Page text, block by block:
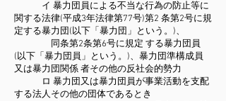
イ 暴力団員による不当な行為の防止等に
関する法律(平成3年法律第77号)第2 条第2号に規
定する暴力団(以下「暴力団」という。)、
同条第2条第6号に規定 する暴力団員
(以下「暴力団員」という。)、暴力団準構成員
又は暴力団関係 者その他の反社会的勢力
ロ 暴力団又は暴力団員が事業活動を支配
する法人その他の団体であるとき